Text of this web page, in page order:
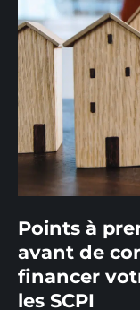
Points à
avant de
financer
les SCPI